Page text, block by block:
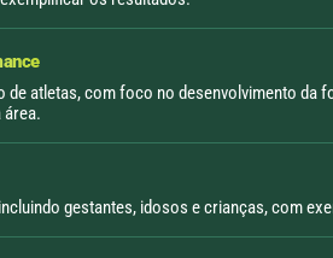
atletas, com foco no desenvolvimento
gestantes, idosos e crianças, com